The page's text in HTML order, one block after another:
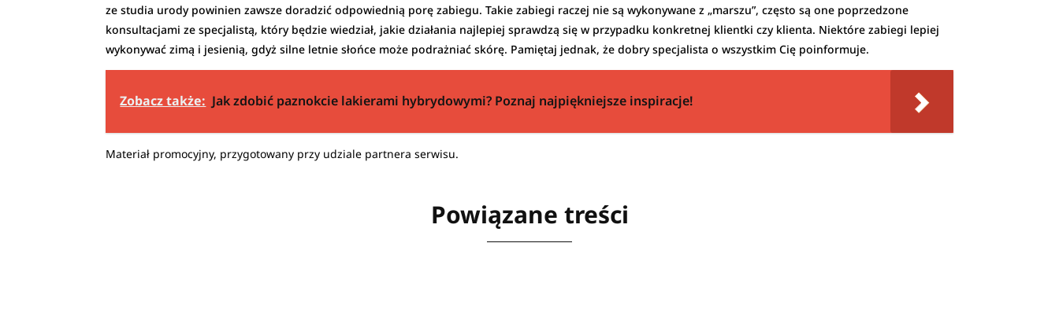
ze studia urody powinien zawsze doradzić odpowiednią porę zabiegu. Takie zabiegi raczej nie są wykonywane z „marszu”, często są one poprzedzone
konsultacjami ze specjalistą, który będzie wiedział, jakie działania najlepiej sprawdzą się w przypadku konkretnej klientki czy klienta. Niektóre zabiegi lepiej
wykonywać zimą i jesienią, gdyż silne letnie słońce może podrażniać skórę. Pamiętaj jednak, że dobry specjalista o wszystkim Cię poinformuje.
Zobacz także: Jak zdobić paznokcie lakierami hybrydowymi? Poznaj najpiękniejsze inspiracje!
Materiał promocyjny, przygotowany przy udziale partnera serwisu.
Powiązane treści